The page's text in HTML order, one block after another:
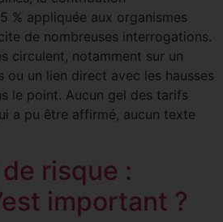
% appliquée aux organismes
de nombreuses interrogations.
circulent, notamment sur un
ou un lien direct avec les hausses
le point. Aucun gel des tarifs
a pu être affirmé, aucun texte
risque :
important ?